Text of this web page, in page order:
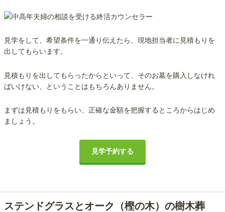
見学をして、希望条件を一通り伝えたら、現地担当者に見積もりを
出してもらいます。
見積もりを出してもらったからといって、そのお墓を購入しなけれ
ばいけない、ということはもちろんありません。
まずは見積もりをもらい、正確な金額を把握するところからはじめ
ましょう。
見学予約する
ステンドグラスとオーク（樫の木）の樹木葬